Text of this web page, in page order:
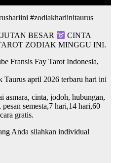
#zodiakhariinitaurus
BESAR
CINTA
ZODIAK MINGGU INI.
Fransis Fay Tarot Indonesia,
Taurus april 2026 terbaru hari ini
asmara, cinta, jodoh, hubungan,
semesta,7 hari,14 hari,60
gratis.
Anda silahkan individual